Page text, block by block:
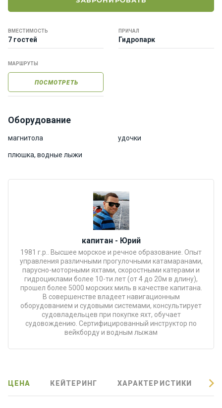
ВМЕСТИМОСТЬ
7 гостей
ПРИЧАЛ
Гидропарк
МАРШРУТЫ
ПОСМОТРЕТЬ
Оборудование
магнитола удочки
плюшка, водные лыжи
капитан - Юрий
1981 г.р.. Высшее морское и речное образование. Опыт
управления различными прогулочными катамаранами,
парусно-моторными яхтами, скоростными катерами и
гидроциклами более 10-ти лет (от 4 до 20м в длину),
прошел более 5000 морских миль в качестве капитана.
В совершенстве владеет навигационным
оборудованием и судовыми системами, консультирует
судовладельцев при покупке яхт, обучает
судовождению. Сертифицированный инструктор по
вейкборду и водным лыжам
ЦЕНА КЕЙТЕРИНГ ХАРАКТЕРИСТИКИ
К
т
р
О нас
чные
сертиф
икаты
Развле
чения
прогулк
Отзывы